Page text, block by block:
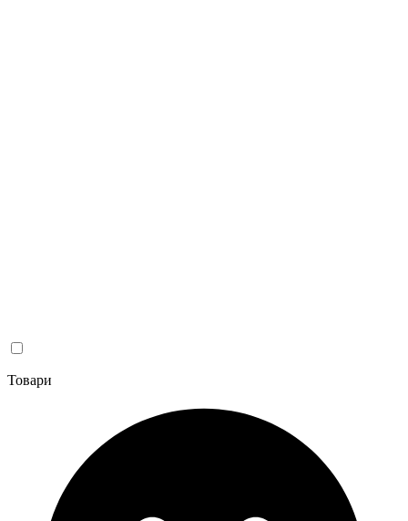
Товари